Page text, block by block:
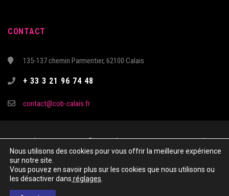
CONTACT
135-137 chemin Parmentier, 62100 Calais
+ 33 3 21 96 74 48
contact@cob-calais.fr
Copyright & Copies – 2021 © COTE D’OPALE CALAIS BASKET - Tous droits
réservés
Site réalisé par Kechkiya
Nous utilisons des cookies pour vous offrir la meilleure expérience
sur notre site.
Vous pouvez en savoir plus sur les cookies que nous utilisons ou
les désactiver dans réglages